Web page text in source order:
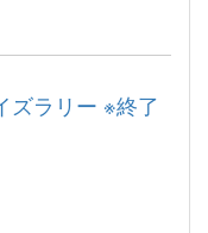
ズラリー ※終了